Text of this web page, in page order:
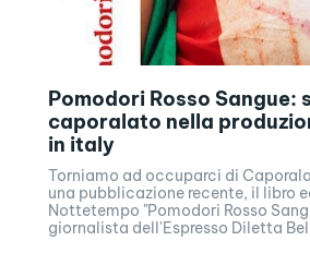
Pomodori Rosso Sangue:
caporalato nella
in italy
Torniamo ad occuparci di
una pubblicazione recente, il libro
Nottetempo "Pomodori Rosso
giornalista dell'Espresso Diletta